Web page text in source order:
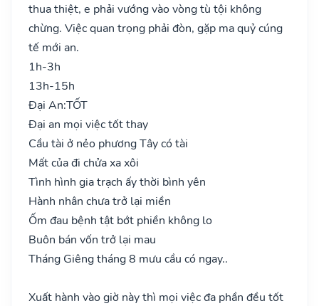
thua thiệt, e phải vướng vào vòng tù tội không
chừng. Việc quan trọng phải đòn, gặp ma quỷ cúng
tế mới an.
1h-3h
13h-15h
Đại An:TỐT
Đại an mọi việc tốt thay
Cầu tài ở nẻo phương Tây có tài
Mất của đi chửa xa xôi
Tình hình gia trạch ấy thời bình yên
Hành nhân chưa trở lại miền
Ốm đau bệnh tật bớt phiền không lo
Buôn bán vốn trở lại mau
Tháng Giêng tháng 8 mưu cầu có ngay..
Xuất hành vào giờ này thì mọi việc đa phần đều tốt